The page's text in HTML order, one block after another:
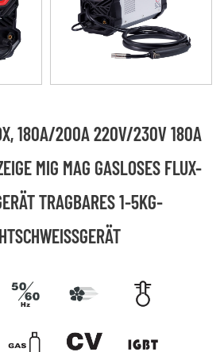
180A/200A 220V/230V 180A
MIG MAG GASLOSES FLUX-
TRAGBARES 1-5KG-D